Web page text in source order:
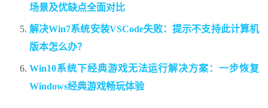
场景及优缺点全面对比
解决Win7系统安装VSCode失败：提示不支持此计算机
版本怎么办？
Win10系统下经典游戏无法运行解决方案：一步恢复
Windows经典游戏畅玩体验